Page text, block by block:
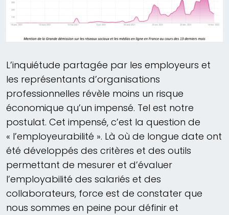
L’inquiétude partagée par les employeurs et
les représentants d’organisations
professionnelles révèle moins un risque
économique qu’un impensé. Tel est notre
postulat. Cet impensé, c’est la question de
« l’employeurabilité ». Là où de longue date ont
été développés des critères et des outils
permettant de mesurer et d’évaluer
l’employabilité des salariés et des
collaborateurs, force est de constater que
nous sommes en peine pour définir et